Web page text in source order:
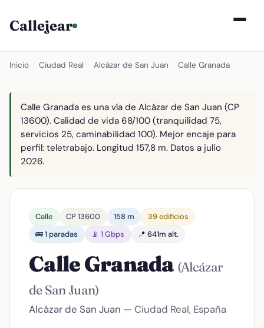
Callejear
Inicio Ciudad Real Alcázar de San Juan Calle Granada
Calle Granada es una vía de Alcázar de San Juan (CP
13600). Calidad de vida 68/100 (tranquilidad 75,
servicios 25, caminabilidad 100). Mejor encaje para
perfil: teletrabajo. Longitud 157,8 m. Datos a julio
2026.
Calle CP 13600 158 m
39 edificios
🚌 1 paradas
📡 1 Gbps 📍 641m alt.
Calle Granada (Alcázar
de San Juan)
Alcázar de San Juan — Ciudad Real, España